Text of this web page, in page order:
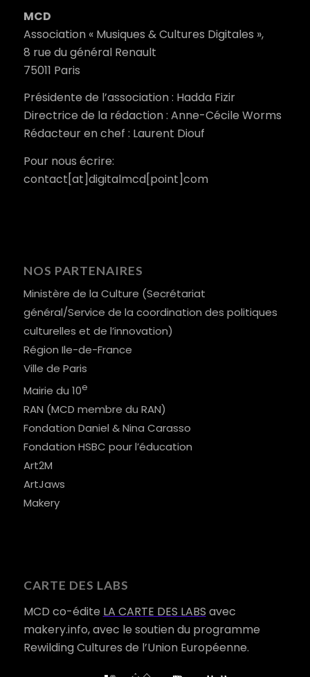
MCD
Association « Musiques & Cultures Digitales »,
8 rue du général Renault
75011 Paris
Présidente de l’association : Hadda Fizir
Directrice de la rédaction : Anne-Cécile Worms
Rédacteur en chef : Laurent Diouf
Pour nous écrire:
contact[at]digitalmcd[point]com
NOS PARTENAIRES
Ministère de la Culture (Secrétariat
général/Service de la coordination des politiques
culturelles et de l’innovation)
Région Ile-de-France
Ville de Paris
Mairie du 10e
RAN (MCD membre du RAN)
Fondation Daniel & Nina Carasso
Fondation HSBC pour l’éducation
Art2M
ArtJaws
Makery
CARTE DES LABS
MCD co-édite LA CARTE DES LABS avec
makery.info, avec le soutien du programme
Rewilding Cultures de l’Union Européenne.